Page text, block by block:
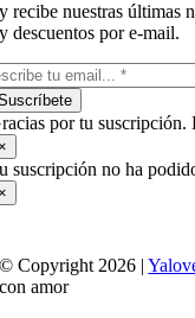
y recibe nuestras últimas
y descuentos por e-mail.
por tu suscripción.
suscripción no ha
© Copyright 2026 |
con amor